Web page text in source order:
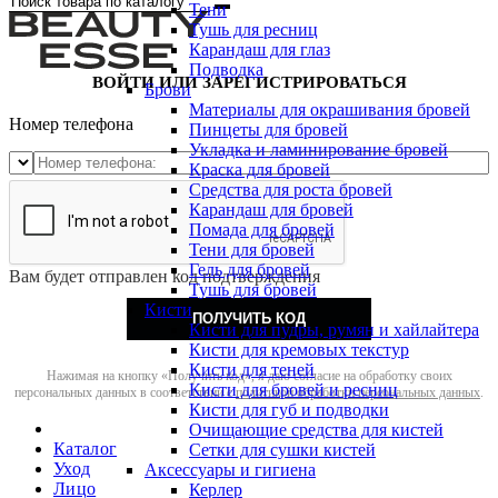
Тени
Тушь для ресниц
Карандаш для глаз
Подводка
Брови
Материалы для окрашивания бровей
Пинцеты для бровей
Укладка и ламинирование бровей
Краска для бровей
Средства для роста бровей
Карандаш для бровей
Помада для бровей
Тени для бровей
Гель для бровей
Тушь для бровей
Кисти
Кисти для пудры, румян и хайлайтера
Кисти для кремовых текстур
Кисти для теней
Кисти для бровей и ресниц
Кисти для губ и подводки
Очищающие средства для кистей
Сетки для сушки кистей
Аксессуары и гигиена
Керлер
ВОЙТИ ИЛИ ЗАРЕГИСТРИРОВАТЬСЯ
Номер телефона
Вам будет отправлен код подтверждения
ПОЛУЧИТЬ КОД
Нажимая на кнопку «Получить код», я даю согласие на обработку своих
персональных данных в соответствии сполитикой обработки персональных данных.
Каталог
Уход
Лицо